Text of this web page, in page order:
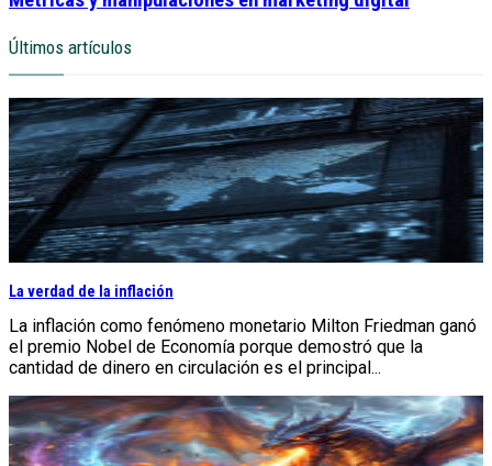
Últimos artículos
La verdad de la inflación
La inflación como fenómeno monetario Milton Friedman ganó
el premio Nobel de Economía porque demostró que la
cantidad de dinero en circulación es el principal...